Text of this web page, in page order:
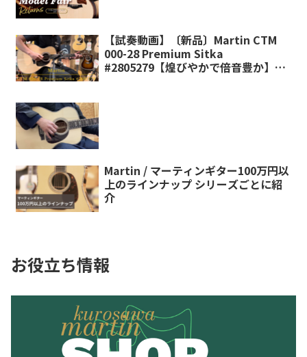
【試奏動画】〔新品〕Martin CTM
000-28 Premium Sitka
#2805279【煌びやかで倍音豊か】
Martin / マーティンギター100万円以
上のラインナップ シリーズごとに紹
介
お役立ち情報